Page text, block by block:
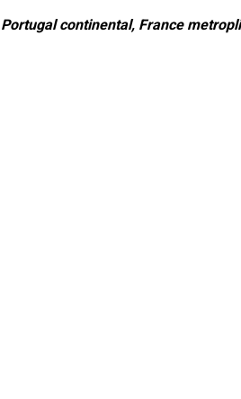
continental, France